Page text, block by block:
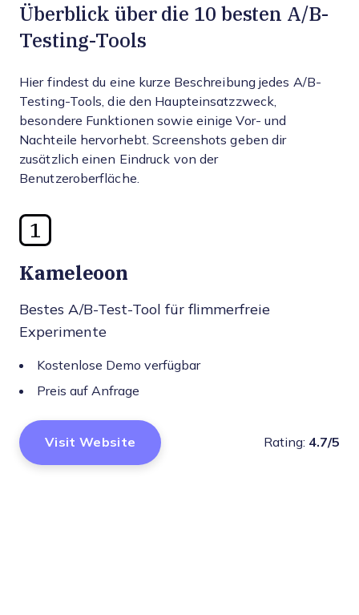
Überblick über die 10 besten A/B-
Testing-Tools
Hier findest du eine kurze Beschreibung jedes A/B-
Testing-Tools, die den Haupteinsatzzweck,
besondere Funktionen sowie einige Vor- und
Nachteile hervorhebt. Screenshots geben dir
zusätzlich einen Eindruck von der
Benutzeroberfläche.
1
Kameleoon
Bestes A/B-Test-Tool für flimmerfreie
Experimente
Kostenlose Demo verfügbar
Preis auf Anfrage
Visit Website Rating: 4.7/5